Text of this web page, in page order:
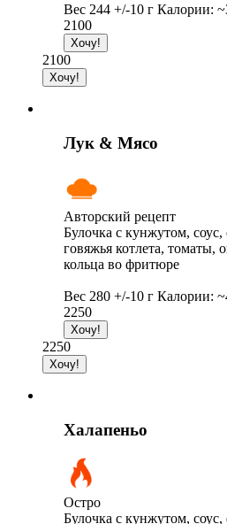
Вес 244 +/-10 г Калории:
2100
2100
Лук & Мясо
Авторский рецепт
Булочка с кунжутом, соус,
говяжья котлета, томаты,
кольца во фритюре
Вес 280 +/-10 г Калории:
2250
2250
Халапеньо
Остро
Булочка с кунжутом,